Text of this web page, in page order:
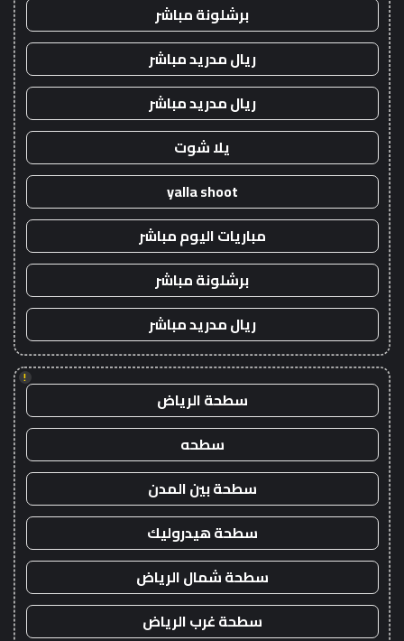
برشلونة مباشر
ريال مدريد مباشر
ريال مدريد مباشر
يلا شوت
yalla shoot
مباريات اليوم مباشر
برشلونة مباشر
ريال مدريد مباشر
!
سطحة الرياض
سطحه
سطحة بين المدن
سطحة هيدروليك
سطحة شمال الرياض
سطحة غرب الرياض